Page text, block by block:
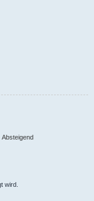
Absteigend
wird.